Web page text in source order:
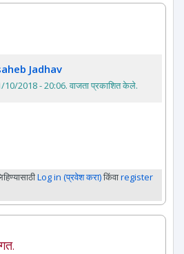
Jadhav
10/2018 - 20:06. वाजता प्रकाशित केले.
Log in (प्रवेश करा)किंवाregister